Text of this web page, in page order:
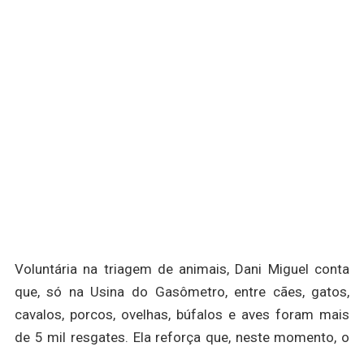
Voluntária na triagem de animais, Dani Miguel conta
que, só na Usina do Gasômetro, entre cães, gatos,
cavalos, porcos, ovelhas, búfalos e aves foram mais
de 5 mil resgates. Ela reforça que, neste momento, o